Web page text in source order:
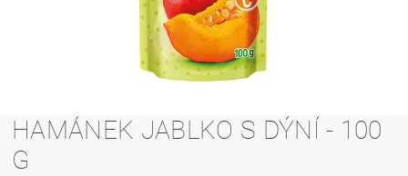
HAMÁNEK JABLKO S DÝNÍ - 100
G